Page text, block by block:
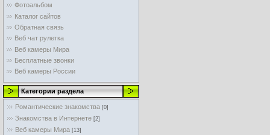
Фотоальбом
Каталог сайтов
Обратная связь
Веб чат рулетка
Веб камеры Мира
Бесплатные звонки
Веб камеры России
Категории раздела
Романтические знакомства [0]
Знакомства в Интернете [2]
Веб камеры Мира [13]